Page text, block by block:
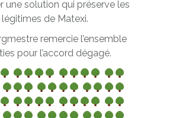
une solution qui préserve les
de Matexi.
remercie l’ensemble
pour l’accord dégagé.